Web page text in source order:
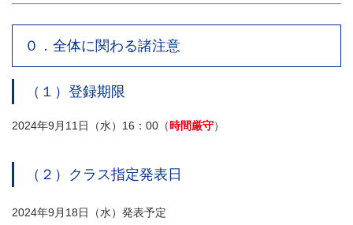
０．全体に関わる諸注意
（１）登録期限
2024年9月11日（水）16：00（時間厳守）
（２）クラス指定発表日
2024年9月18日（水）発表予定